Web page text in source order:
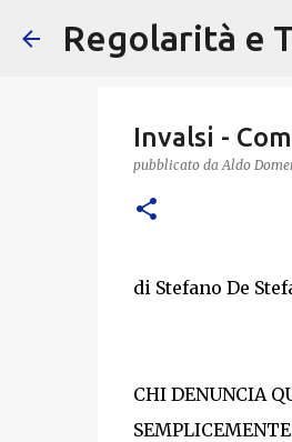
Regolarità e
Invalsi -
pubblicato daAldo
di Stefano De
CHI DENUNCIA